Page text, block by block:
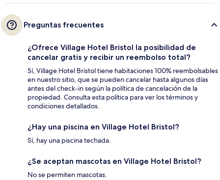
Preguntas frecuentes
¿Ofrece Village Hotel Bristol la posibilidad de
cancelar gratis y recibir un reembolso total?
Sí, Village Hotel Bristol tiene habitaciones 100% reembolsables
en nuestro sitio, que se pueden cancelar hasta algunos días
antes del check-in según la política de cancelación de la
propiedad. Consulta esta política para ver los términos y
condiciones detallados.
¿Hay una piscina en Village Hotel Bristol?
Sí, hay una piscina techada.
¿Se aceptan mascotas en Village Hotel Bristol?
No se permiten mascotas.